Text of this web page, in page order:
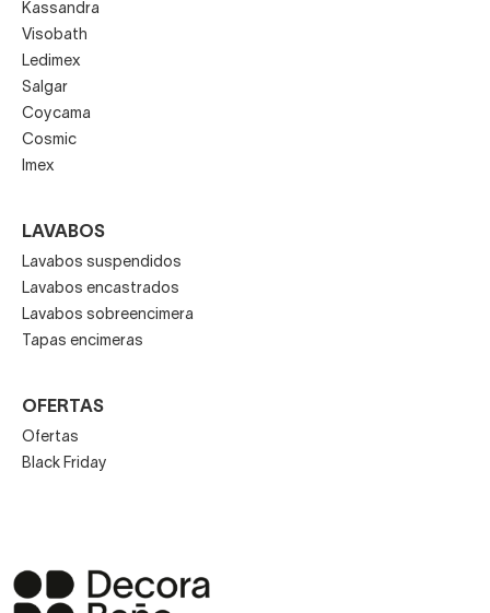
Kassandra
Visobath
Ledimex
Salgar
Coycama
Cosmic
Imex
LAVABOS
Lavabos suspendidos
Lavabos encastrados
Lavabos sobreencimera
Tapas encimeras
OFERTAS
Ofertas
Black Friday